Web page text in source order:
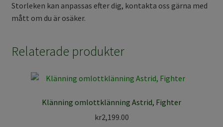
Storleken kan anpassas efter dig, kontakta oss gärna med
mått om du är osäker.
Relaterade produkter
Klänning omlottklänning Astrid, Fighter
kr2,199.00